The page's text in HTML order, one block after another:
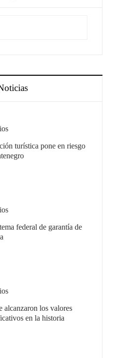
turística pone en riesgo
federal de garantía de
alcanzaron los valores
en la historia